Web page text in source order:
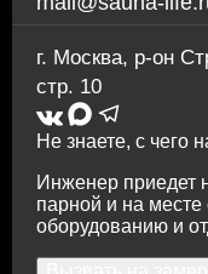
г. Москва, р-он
стр. 10
Не знаете, с чего
Инженер приедет
парной и на месте
оборудованию и